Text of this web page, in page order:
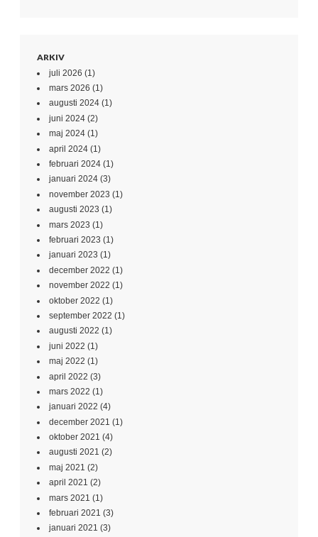
ARKIV
juli 2026 (1)
mars 2026 (1)
augusti 2024 (1)
juni 2024 (2)
maj 2024 (1)
april 2024 (1)
februari 2024 (1)
januari 2024 (3)
november 2023 (1)
augusti 2023 (1)
mars 2023 (1)
februari 2023 (1)
januari 2023 (1)
december 2022 (1)
november 2022 (1)
oktober 2022 (1)
september 2022 (1)
augusti 2022 (1)
juni 2022 (1)
maj 2022 (1)
april 2022 (3)
mars 2022 (1)
januari 2022 (4)
december 2021 (1)
oktober 2021 (4)
augusti 2021 (2)
maj 2021 (2)
april 2021 (2)
mars 2021 (1)
februari 2021 (3)
januari 2021 (3)